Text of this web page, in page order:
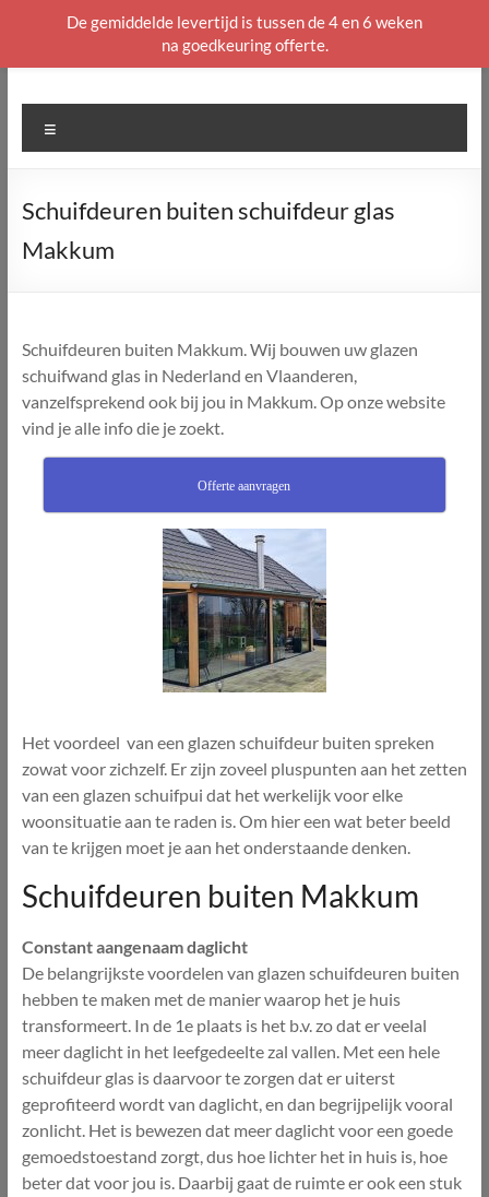
naar
Schuifdeuren buiten schuifdeur glas
Makkum
Schuifdeuren buiten Makkum. Wij bouwen uw glazen
schuifwand glas in Nederland en Vlaanderen,
vanzelfsprekend ook bij jou in Makkum. Op onze website
vind je alle info die je zoekt.
Offerte aanvragen
Het voordeel van een glazen schuifdeur buiten spreken
zowat voor zichzelf. Er zijn zoveel pluspunten aan het zetten
van een glazen schuifpui dat het werkelijk voor elke
woonsituatie aan te raden is. Om hier een wat beter beeld
van te krijgen moet je aan het onderstaande denken.
Schuifdeuren buiten Makkum
Constant aangenaam daglicht
De belangrijkste voordelen van glazen schuifdeuren buiten
hebben te maken met de manier waarop het je huis
transformeert. In de 1e plaats is het b.v. zo dat er veelal
meer daglicht in het leefgedeelte zal vallen. Met een hele
schuifdeur glas is daarvoor te zorgen dat er uiterst
geprofiteerd wordt van daglicht, en dan begrijpelijk vooral
zonlicht. Het is bewezen dat meer daglicht voor een goede
gemoedstoestand zorgt, dus hoe lichter het in huis is, hoe
beter dat voor jou is. Daarbij gaat de ruimte er ook een stuk
De gemiddelde levertijd is tussen de 4 en 6 weken
na goedkeuring offerte.